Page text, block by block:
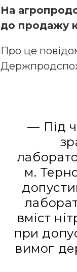
На
до продажу
Про це
— Під
м.
вміст
при
вимог